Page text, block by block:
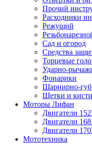
Прочий
Расходники
Режущий
Сад и огород
Средства
Торцевые
Ударно-
Фонарики
Шарнирно-
Щетки и кисти
Моторы Лифан
Двигатели
Двигатели
Двигатели
Мототехника